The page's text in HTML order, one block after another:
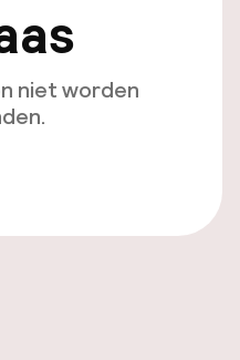
niet worden